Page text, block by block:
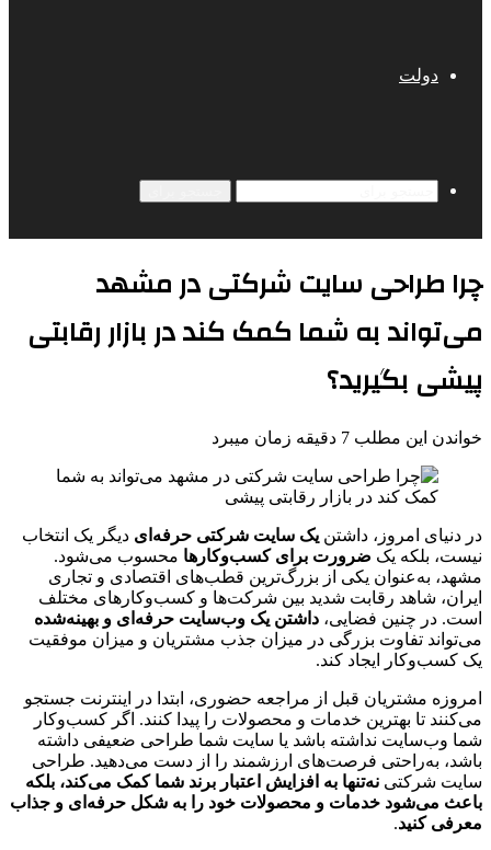
دولت
چرا طراحی سایت شرکتی در مشهد
می‌تواند به شما کمک کند در بازار رقابتی
پیشی بگیرید؟
خواندن این مطلب 7 دقیقه زمان میبرد
در دنیای امروز، داشتن یک سایت شرکتی حرفه‌ای دیگر یک انتخاب
نیست، بلکه یک ضرورت برای کسب‌وکارها محسوب می‌شود.
مشهد، به‌عنوان یکی از بزرگ‌ترین قطب‌های اقتصادی و تجاری
ایران، شاهد رقابت شدید بین شرکت‌ها و کسب‌وکارهای مختلف
است. در چنین فضایی، داشتن یک وب‌سایت حرفه‌ای و بهینه‌شده
می‌تواند تفاوت بزرگی در میزان جذب مشتریان و میزان موفقیت
یک کسب‌وکار ایجاد کند.
امروزه مشتریان قبل از مراجعه حضوری، ابتدا در اینترنت جستجو
می‌کنند تا بهترین خدمات و محصولات را پیدا کنند. اگر کسب‌وکار
شما وب‌سایت نداشته باشد یا سایت شما طراحی ضعیفی داشته
باشد، به‌راحتی فرصت‌های ارزشمند را از دست می‌دهید. طراحی
سایت شرکتی نه‌تنها به افزایش اعتبار برند شما کمک می‌کند، بلکه
باعث می‌شود خدمات و محصولات خود را به شکل حرفه‌ای و جذاب
معرفی کنید.